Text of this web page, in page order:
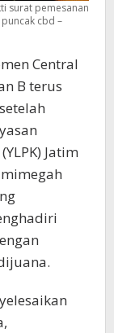
surat pemesanan
cbd –
Central
B terus
Jatim